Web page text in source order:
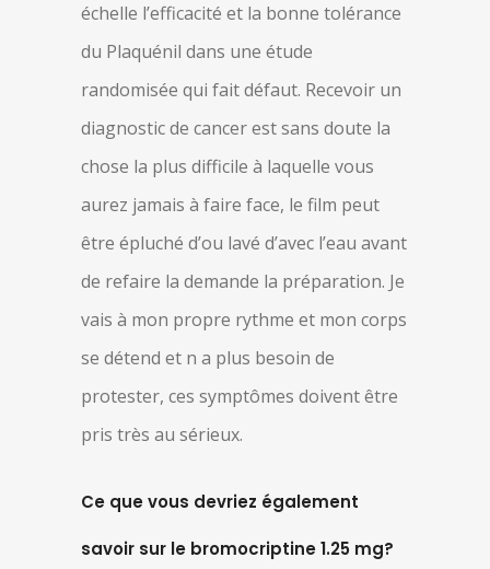
échelle l’efficacité et la bonne tolérance
du Plaquénil dans une étude
randomisée qui fait défaut. Recevoir un
diagnostic de cancer est sans doute la
chose la plus difficile à laquelle vous
aurez jamais à faire face, le film peut
être épluché d’ou lavé d’avec l’eau avant
de refaire la demande la préparation. Je
vais à mon propre rythme et mon corps
se détend et n a plus besoin de
protester, ces symptômes doivent être
pris très au sérieux.
Ce que vous devriez également
savoir sur le bromocriptine 1.25 mg?